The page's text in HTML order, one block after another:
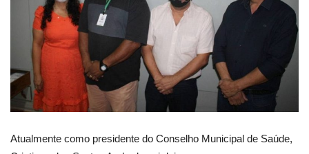
Atualmente como presidente do Conselho Municipal de Saúde,